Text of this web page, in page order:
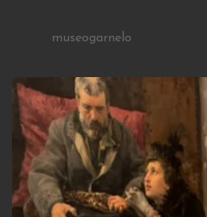
museogarnelo